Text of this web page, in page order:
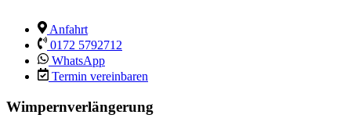
Anfahrt
0172 5792712
WhatsApp
Termin vereinbaren
Wimpernverlängerung